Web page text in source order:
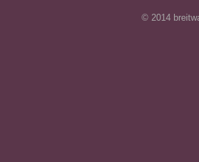
© 2014